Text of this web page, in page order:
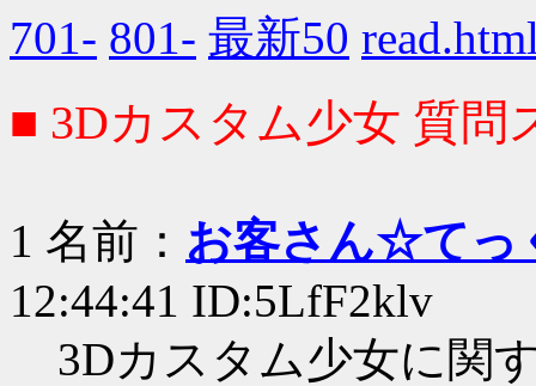
701- 801- 最新50
■ 3Dカスタム少女 質問
1 名前： お客さん☆てっ
12:44:41 ID:5LfF2klv
3Dカスタム少女に関